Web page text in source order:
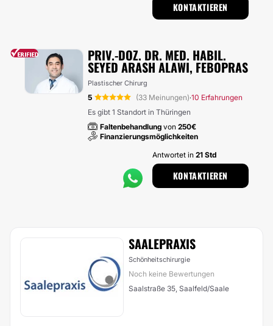
KONTAKTIEREN
PRIV.-DOZ. DR. MED. HABIL.
SEYED ARASH ALAWI, FEBOPRAS
Plastischer Chirurg
5 (33 Meinungen)·10 Erfahrungen
Es gibt 1 Standort in Thüringen
Faltenbehandlung von 250€
Finanzierungsmöglichkeiten
Antwortet in 21 Std
KONTAKTIEREN
SAALEPRAXIS
Schönheitschirurgie
Noch keine Bewertungen
Saalstraße 35, Saalfeld/Saale